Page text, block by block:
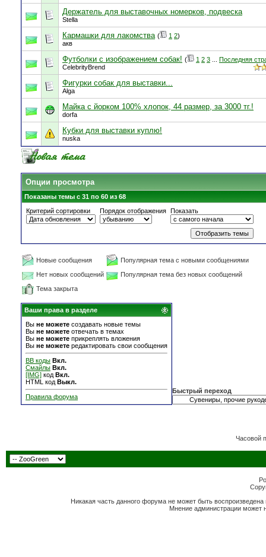
Держатель для выставочных номерков, подвеска
Stella
Кармашки для лакомства ( 1 2)
акв
Футболки с изображением собак! ( 1 2 3
Последняя
CelebrityBrend
Фигурки собак для выставки...
Alga
Майка с йорком 100% хлопок, 44 размер, за 3000 тг.!
dorfa
Кубки для выставки куплю!
nuska
Опции просмотра
Показаны темы с 31 по 60 из 68
Критерий сортировки
Порядок отображения Показать
Новые сообщения
Популярная тема с новыми сообщениями
Нет новых сообщений
Популярная тема без новых сообщений
Тема закрыта
Ваши права в разделе
Вы не можете создавать новые темы
Вы не можете отвечать в темах
Вы не можете прикреплять вложения
Вы не можете редактировать свои сообщения
BB коды Вкл.
Смайлы Вкл.
[IMG] код Вкл.
HTML код Выкл.
Правила форума
Быстрый переход
Часовой
Никакая часть данного форума не может быть
Мнение администрации может